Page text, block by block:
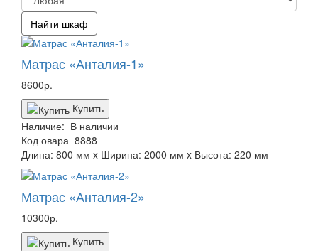
Матрас «Анталия-1»
8600р.
Купить
Наличие: В наличии
Код овара 8888
Длина: 800 мм x Ширина: 2000 мм x Высота: 220 мм
Матрас «Анталия-2»
10300р.
Купить